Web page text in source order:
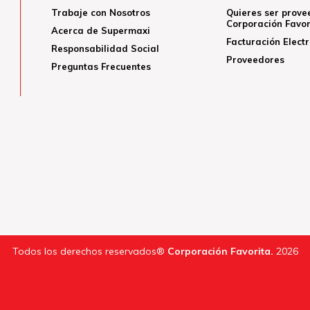
Trabaje con Nosotros
Acerca de Supermaxi
Responsabilidad Social
Preguntas Frecuentes
Quieres ser
Corporación
Facturación
Proveedores
Todos los derechos reservados® Corporación Favorita. 2026